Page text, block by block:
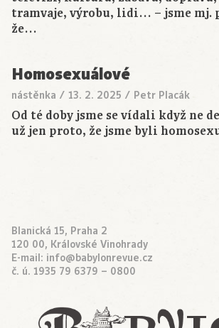
tramvaje, výrobu, lidi… – jsme
že…
Homosexuálové
nástěnka / 13. 2. 2025 / Petr Placák
Od té doby jsme se vídali když ne
už jen proto, že jsme byli
Blanická 15, Praha 2
120 00, Královské Vinohrady
E-mail: info@babylonrevue.cz
č. ú. 1935 79 6379 – 0800